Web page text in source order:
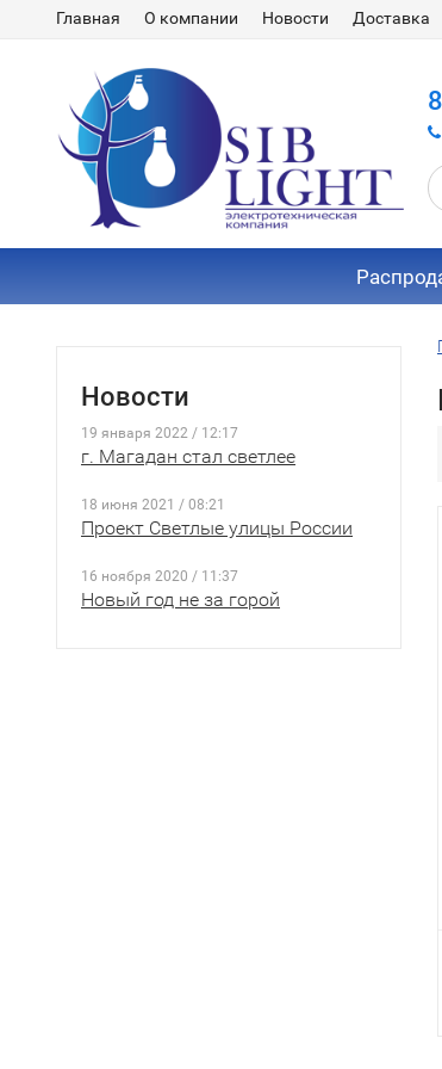
Главная О компании Новости Доставка
Новости
19 января 2022 / 12:17
г. Магадан стал светлее
18 июня 2021 / 08:21
Проект Светлые улицы России
16 ноября 2020 / 11:37
Новый год не за горой